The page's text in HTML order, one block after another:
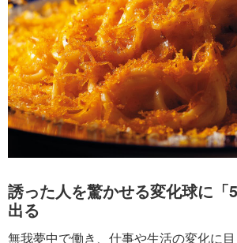
誘った人を驚かせる変化球に「
出る
無我夢中で働き、仕事や生活の変化に